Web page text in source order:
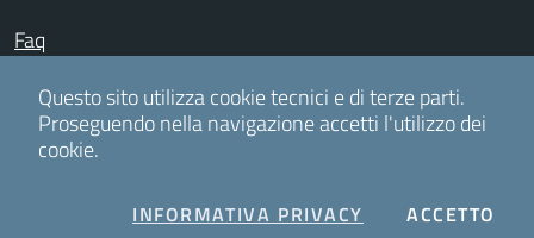
Faq
Privacy & Cookies
Questo sito utilizza cookie tecnici e di terze parti.
Proseguendo nella navigazione accetti l'utilizzo dei
cookie.
INFORMATIVA PRIVACY COOKIES
ACCETTO